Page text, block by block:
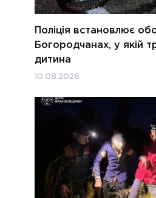
Поліція встановлює
Богородчанах, у якій
дитина
10.08.2026